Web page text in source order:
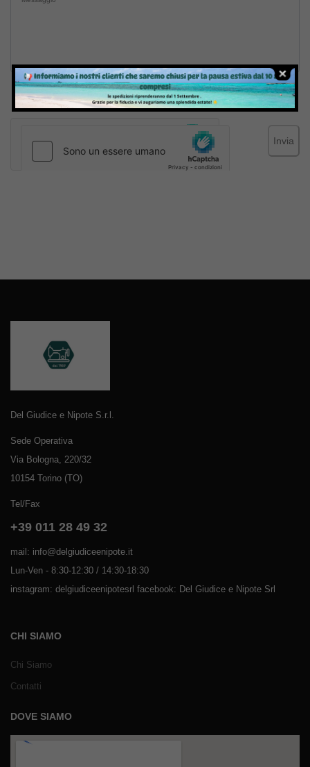
Inviando il messaggio confermo di aver letto e accettato
Termini e condizionidel sito web
Invia
Del Giudice e Nipote S.r.l.
Sede Operativa
Via Bologna, 220/32
10154 Torino (TO)
Tel/Fax
+39 011 28 49 32
mail: info@delgiudiceenipote.it
Lun-Ven - 8:30-12:30 / 14:30-18:30
instagram: delgiudiceenipotesrl facebook: Del Giudice e Nipote Srl
CHI SIAMO
Chi Siamo
Contatti
DOVE SIAMO